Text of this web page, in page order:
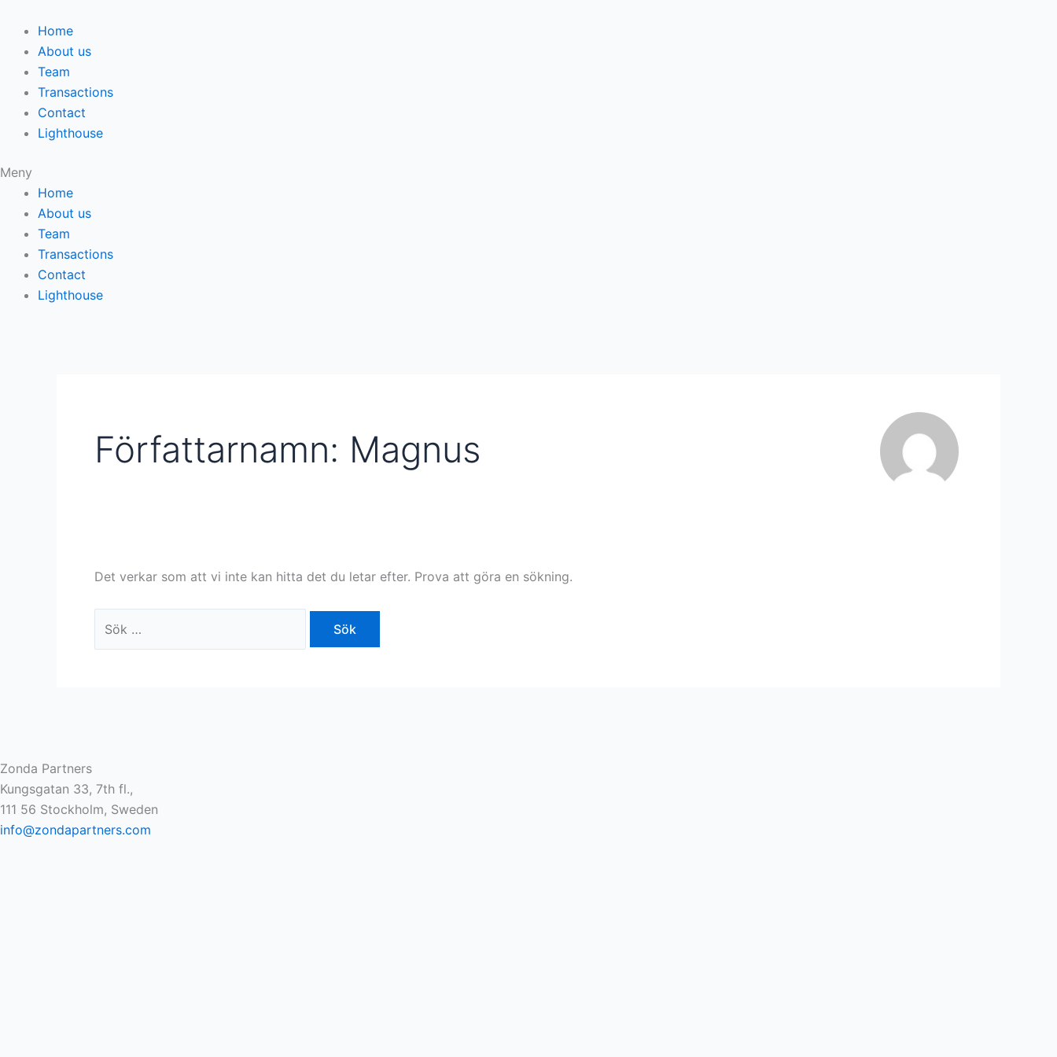
innehåll
Home
About us
Team
Transactions
Contact
Lighthouse
Meny
Home
About us
Team
Transactions
Contact
Lighthouse
Författarnamn: Magnus
Det verkar som att vi inte kan hitta det du letar efter. Prova att göra en sökning.
Zonda Partners
Kungsgatan 33, 7th fl.,
111 56 Stockholm, Sweden
info@zondapartners.com